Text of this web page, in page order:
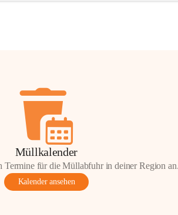
Müllkalender
Termine für die Müllabfuhr in deiner Region
Kalender ansehen